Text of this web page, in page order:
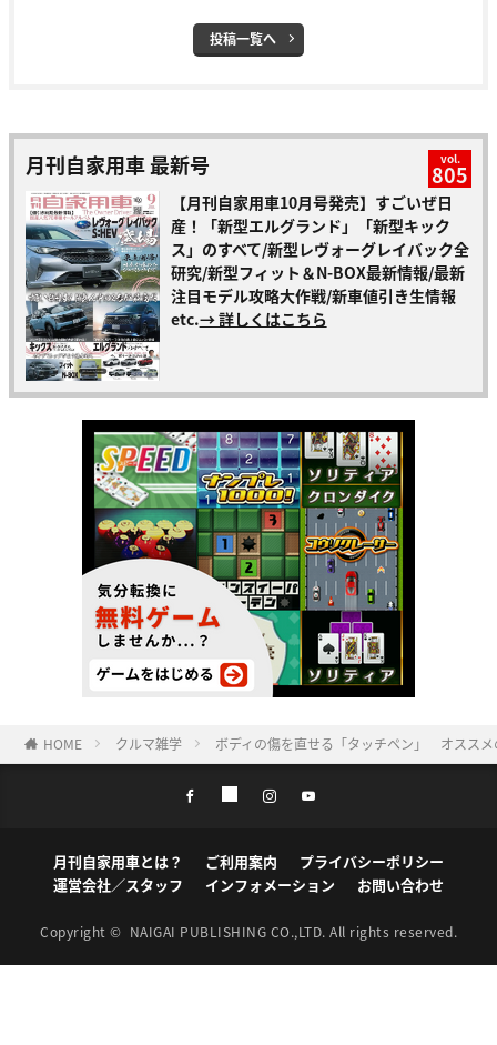
投稿一覧へ
月刊自家用車 最新号 vol.
805
【月刊自家用車10月号発売】すごいぜ日
産！「新型エルグランド」「新型キック
ス」のすべて/新型レヴォーグレイバック全
研究/新型フィット＆N-BOX最新情報/最新
注目モデル攻略大作戦/新車値引き生情報
etc.→ 詳しくはこちら
HOME クルマ雑学 ボディの傷を直せる「タッチペン」 オスス
月刊自家用車とは？ ご利用案内
プライバシーポリシー
運営会社／スタッフ
インフォメーション お問い合わせ
Copyright © NAIGAI PUBLISHING CO.,LTD. All rights reserved.